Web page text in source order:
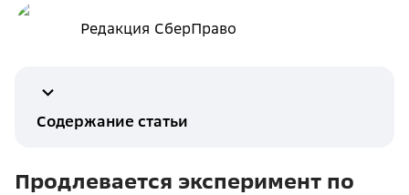
Редакция СберПраво
Содержание статьи
Продлевается эксперимент по